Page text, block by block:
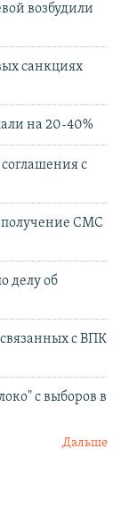
возбудили
санкциях
на 20-40%
с
СМС
делу об
с ВПК
с выборов в
Дальше